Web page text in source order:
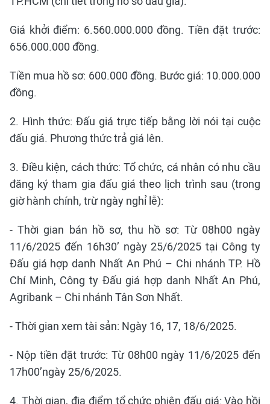
Giá khởi điểm: 6.560.000.000 đồng. Tiền đặt trước:
656.000.000 đồng.
Tiền mua hồ sơ: 600.000 đồng. Bước giá: 10.000.000
đồng.
2. Hình thức: Đấu giá trực tiếp bằng lời nói tại cuộc
đấu giá. Phương thức trả giá lên.
3. Điều kiện, cách thức: Tổ chức, cá nhân có nhu cầu
đăng ký tham gia đấu giá theo lịch trình sau (trong
giờ hành chính, trừ ngày nghỉ lễ):
- Thời gian bán hồ sơ, thu hồ sơ: Từ 08h00 ngày
11/6/2025 đến 16h30’ ngày 25/6/2025 tại Công ty
Đấu giá hợp danh Nhất An Phú – Chi nhánh TP. Hồ
Chí Minh, Công ty Đấu giá hợp danh Nhất An Phú,
Agribank – Chi nhánh Tân Sơn Nhất.
- Thời gian xem tài sản: Ngày 16, 17, 18/6/2025.
- Nộp tiền đặt trước: Từ 08h00 ngày 11/6/2025 đến
17h00’ngày 25/6/2025.
4. Thời gian, địa điểm tổ chức phiên đấu giá: Vào hồi